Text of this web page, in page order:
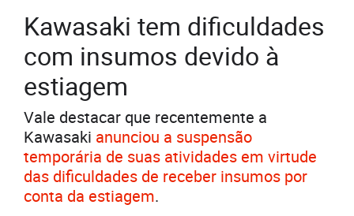
Kawasaki tem dificuldades
com insumos devido à
estiagem
Vale destacar que recentemente a
Kawasaki anunciou a suspensão
temporária de suas atividades em virtude
das dificuldades de receber insumos por
conta da estiagem.